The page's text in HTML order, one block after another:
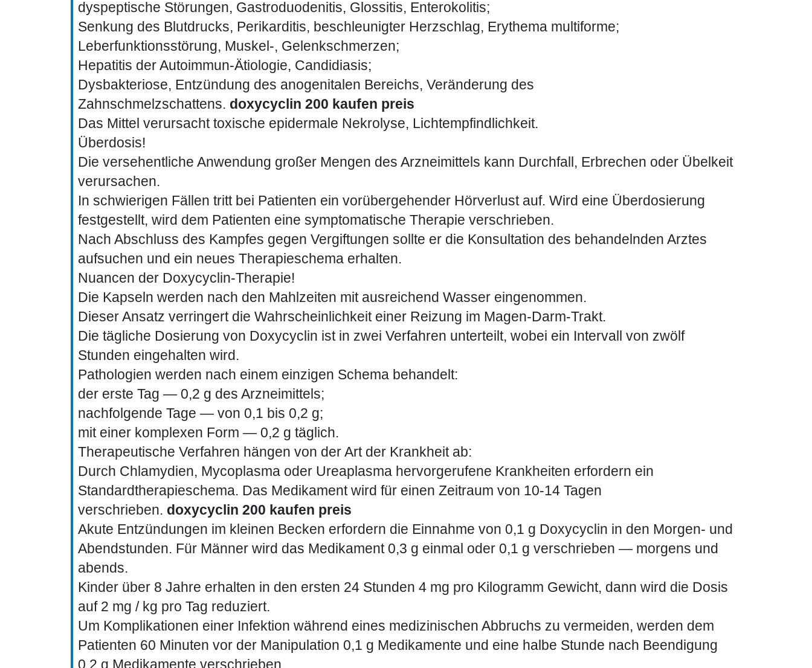
dyspeptische Störungen, Gastroduodenitis, Glossitis, Enterokolitis;
Senkung des Blutdrucks, Perikarditis, beschleunigter Herzschlag, Erythema multiforme;
Leberfunktionsstörung, Muskel-, Gelenkschmerzen;
Hepatitis der Autoimmun-Ätiologie, Candidiasis;
Dysbakteriose, Entzündung des anogenitalen Bereichs, Veränderung des
Zahnschmelzschattens. doxycyclin 200 kaufen preis
Das Mittel verursacht toxische epidermale Nekrolyse, Lichtempfindlichkeit.
Überdosis!
Die versehentliche Anwendung großer Mengen des Arzneimittels kann Durchfall, Erbrechen oder Übelkeit
verursachen.
In schwierigen Fällen tritt bei Patienten ein vorübergehender Hörverlust auf. Wird eine Überdosierung
festgestellt, wird dem Patienten eine symptomatische Therapie verschrieben.
Nach Abschluss des Kampfes gegen Vergiftungen sollte er die Konsultation des behandelnden Arztes
aufsuchen und ein neues Therapieschema erhalten.
Nuancen der Doxycyclin-Therapie!
Die Kapseln werden nach den Mahlzeiten mit ausreichend Wasser eingenommen.
Dieser Ansatz verringert die Wahrscheinlichkeit einer Reizung im Magen-Darm-Trakt.
Die tägliche Dosierung von Doxycyclin ist in zwei Verfahren unterteilt, wobei ein Intervall von zwölf
Stunden eingehalten wird.
Pathologien werden nach einem einzigen Schema behandelt:
der erste Tag — 0,2 g des Arzneimittels;
nachfolgende Tage — von 0,1 bis 0,2 g;
mit einer komplexen Form — 0,2 g täglich.
Therapeutische Verfahren hängen von der Art der Krankheit ab:
Durch Chlamydien, Mycoplasma oder Ureaplasma hervorgerufene Krankheiten erfordern ein
Standardtherapieschema. Das Medikament wird für einen Zeitraum von 10-14 Tagen
verschrieben. doxycyclin 200 kaufen preis
Akute Entzündungen im kleinen Becken erfordern die Einnahme von 0,1 g Doxycyclin in den Morgen- und
Abendstunden. Für Männer wird das Medikament 0,3 g einmal oder 0,1 g verschrieben — morgens und
abends.
Kinder über 8 Jahre erhalten in den ersten 24 Stunden 4 mg pro Kilogramm Gewicht, dann wird die Dosis
auf 2 mg / kg pro Tag reduziert.
Um Komplikationen einer Infektion während eines medizinischen Abbruchs zu vermeiden, werden dem
Patienten 60 Minuten vor der Manipulation 0,1 g Medikamente und eine halbe Stunde nach Beendigung
0,2 g Medikamente verschrieben.